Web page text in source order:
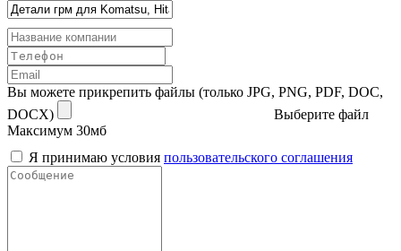
Вы можете прикрепить файлы (только JPG, PNG, PDF, DOC,
DOCX)
Выберите файл
Максимум 30мб
Я принимаю условия пользовательского соглашения